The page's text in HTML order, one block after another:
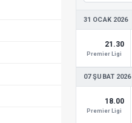
31 OCAK 2026
21.30
Premier Ligi
07 ŞUBAT 2026
18.00
Premier Ligi